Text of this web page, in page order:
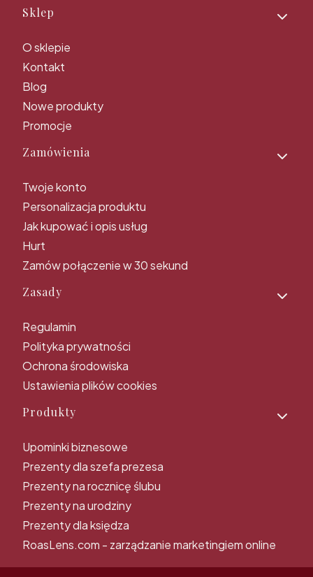
Linki w stopce
Sklep
O sklepie
Kontakt
Blog
Nowe produkty
Promocje
Zamówienia
Twoje konto
Personalizacja produktu
Jak kupować i opis usług
Hurt
Zamów połączenie w 30 sekund
Zasady
Regulamin
Polityka prywatności
Ochrona środowiska
Ustawienia plików cookies
Produkty
Upominki biznesowe
Prezenty dla szefa prezesa
Prezenty na rocznicę ślubu
Prezenty na urodziny
Prezenty dla księdza
RoasLens.com - zarządzanie marketingiem online